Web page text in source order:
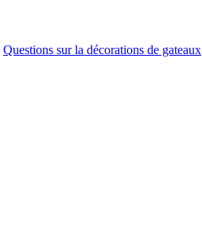
Questions sur la décorations de gateaux